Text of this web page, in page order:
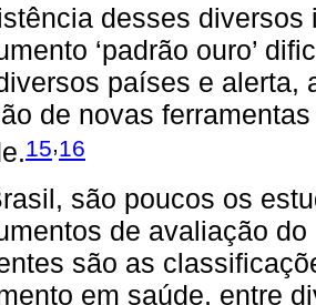
desses
‘padrão ouro’
países e alerta,
de novas
15,16
são poucos os
de avaliação
são as
em saúde, entre